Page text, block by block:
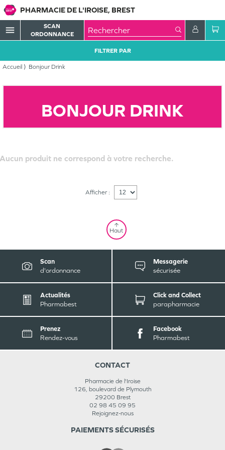
PHARMACIE DE L'IROISE, BREST
menu
SCAN
ORDONNANCE
Accueil Bonjour Drink
FILTRER PAR
BONJOUR DRINK
Aucun produit ne correspond à votre recherche.
Afficher :
Haut
Scan
d'ordonnance
Messagerie
sécurisée
Actualités
Pharmabest
Click and Collect
parapharmacie
Prenez
Rendez-vous
Facebook
Pharmabest
CONTACT
Pharmacie de l'Iroise
126, boulevard de Plymouth
29200 Brest
02 98 45 09 95
Rejoignez-nous
PAIEMENTS SÉCURISÉS